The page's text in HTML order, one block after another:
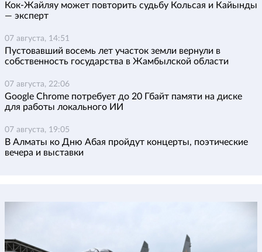
Кок-Жайляу может повторить судьбу Кольсая и Кайынды
— эксперт
07 августа, 14:51
Пустовавший восемь лет участок земли вернули в
собственность государства в Жамбылской области
07 августа, 22:06
Google Chrome потребует до 20 Гбайт памяти на диске
для работы локального ИИ
07 августа, 19:05
В Алматы ко Дню Абая пройдут концерты, поэтические
вечера и выставки